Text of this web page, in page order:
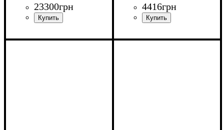
23300грн
Длина: 130 (+60) см
4416грн
Длина: 120 см